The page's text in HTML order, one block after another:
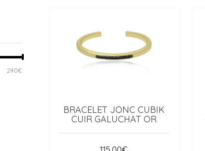
BRACELET JONC CUBIK
CUIR GALUCHAT OR
240€